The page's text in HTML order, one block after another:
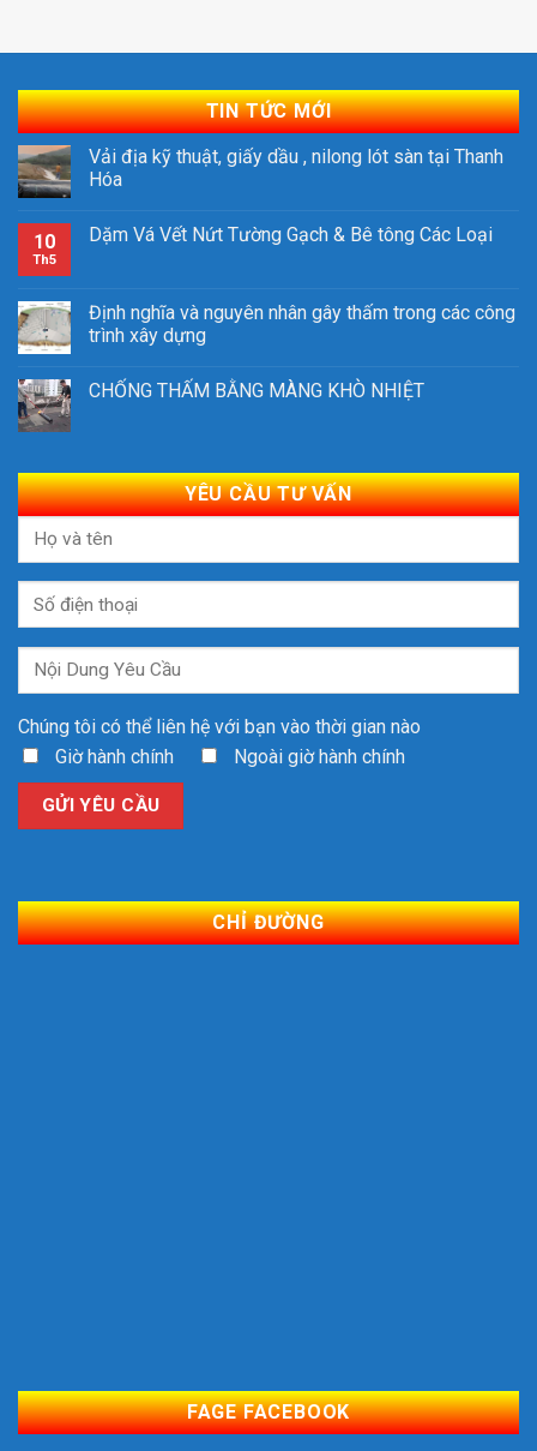
TIN TỨC MỚI
Vải địa kỹ thuật, giấy dầu , nilong lót sàn tại Thanh
Hóa
10
Th5
Dặm Vá Vết Nứt Tường Gạch & Bê tông Các Loại
Định nghĩa và nguyên nhân gây thấm trong các công
trình xây dựng
CHỐNG THẤM BẰNG MÀNG KHÒ NHIỆT
YÊU CẦU TƯ VẤN
Chúng tôi có thể liên hệ với bạn vào thời gian nào
Giờ hành chính
Ngoài giờ hành chính
CHỈ ĐƯỜNG
FAGE FACEBOOK